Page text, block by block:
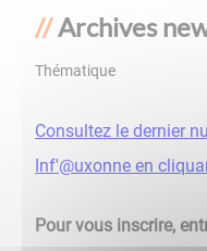
Archives
Thématique
Consultez le dernier
Inf'@uxonne en
Pour vous inscrire,